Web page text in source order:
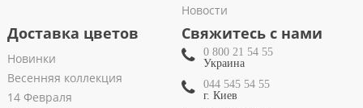
Новости
Доставка цветов
Новинки
Весенняя коллекция
14 Февраля
Свяжитесь с нами
0 800 21 54 55
Украина
044 545 54 55
г. Киев